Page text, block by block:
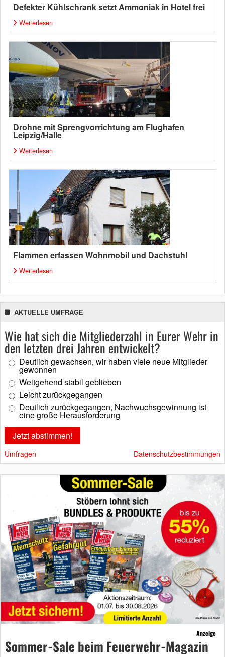
Defekter Kühlschrank setzt Ammoniak in Hotel frei
Weiterlesen
Drohne mit Sprengvorrichtung am Flughafen
Leipzig/Halle
Weiterlesen
Flammen erfassen Wohnmobil und Dachstuhl
Weiterlesen
AKTUELLE UMFRAGE
Wie hat sich die Mitgliederzahl in Eurer Wehr in
den letzten drei Jahren entwickelt?
Deutlich gewachsen, wir haben viele neue Mitglieder
gewonnen
Weitgehend stabil geblieben
Leicht zurückgegangen
Deutlich zurückgegangen, Nachwuchsgewinnung ist
eine große Herausforderung
Umfragen Datenschutzbestimmungen
Anzeige
Sommer-Sale beim Feuerwehr-Magazin